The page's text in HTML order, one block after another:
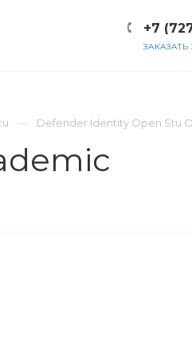
+7
Defender Identity Open Stu